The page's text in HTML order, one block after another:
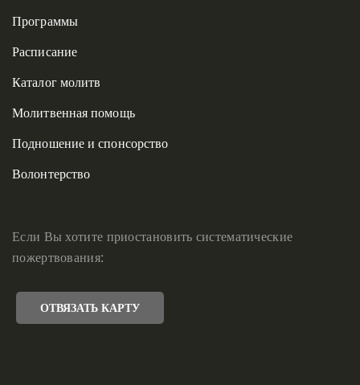
Программы
Расписание
Каталог молитв
Молитвенная помощь
Подношение и спонсорство
Волонтерство
Если Вы хотите приостановить систематические
пожертвования:
ОТВЯЗАТЬ КАРТУ